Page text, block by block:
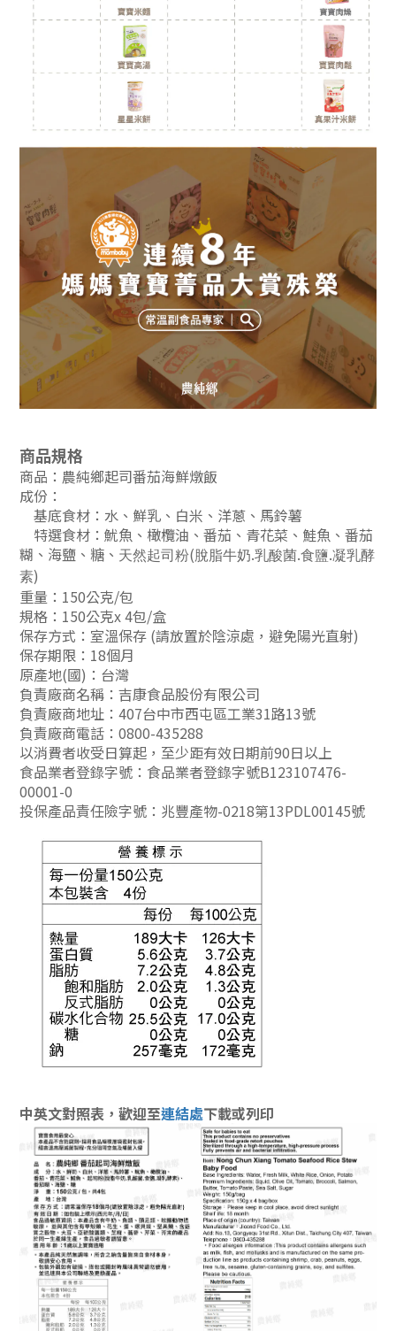
商品規格
商品：農純鄉起司番茄海鮮燉飯
成份：
基底食材：水、鮮乳、白米、洋蔥、馬鈴薯
特選食材： 魷魚、橄欖油、番茄、青花菜、鮭魚、番茄
糊、海鹽、糖、 天然起司粉(脫脂牛奶.乳酸菌.食鹽.凝乳酵
素)
重量：150公克/包
規格：150公克x 4包/盒
保存方式：室溫保存 (請放置於陰涼處，避免陽光直射)
保存期限：18個月
原產地(國)：台灣
負責廠商名稱：吉康食品股份有限公司
負責廠商地址：407台中市西屯區工業31路13號
負責廠商電話：0800-435288
以消費者收受日算起，至少距有效日期前90日以上
食品業者登錄字號：食品業者登錄字號B123107476-
00001-0
投保產品責任險字號：兆豐產物-0218第13PDL00145號
中英文對照表， 歡迎至連結處下載或列印